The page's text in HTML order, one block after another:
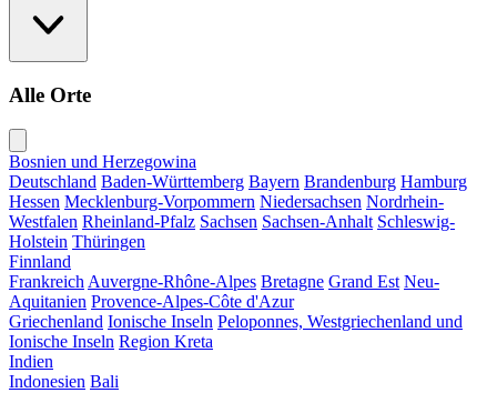
Alle Orte
Bosnien und Herzegowina
Deutschland Baden-Württemberg Bayern Brandenburg Hamburg
Hessen Mecklenburg-Vorpommern Niedersachsen Nordrhein-
Westfalen Rheinland-Pfalz Sachsen Sachsen-Anhalt Schleswig-
Holstein Thüringen
Finnland
Frankreich Auvergne-Rhône-Alpes Bretagne Grand Est Neu-
Aquitanien Provence-Alpes-Côte d'Azur
Griechenland Ionische Inseln Peloponnes, Westgriechenland und
Ionische Inseln Region Kreta
Indien
Indonesien Bali